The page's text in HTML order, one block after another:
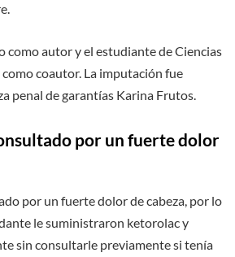
como autor y el estudiante de Ciencias
como coautor. La imputación fue
penal de garantías Karina Frutos.
por un fuerte dolor
por un fuerte dolor de cabeza, por lo
le suministraron ketorolac y
sin consultarle previamente si tenía